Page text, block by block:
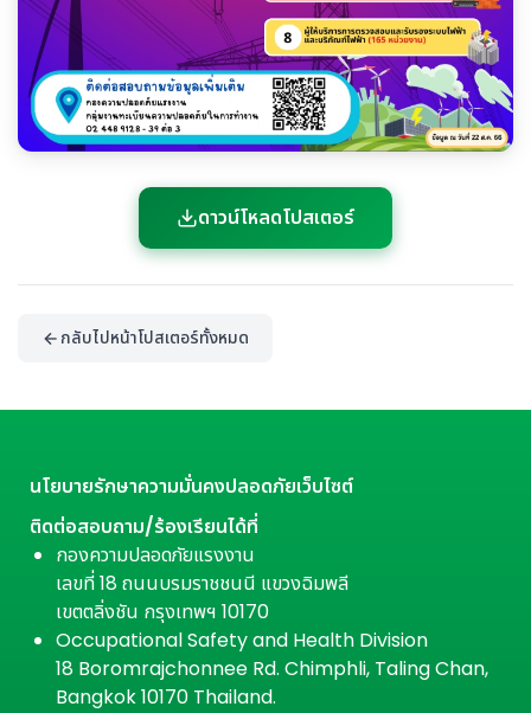
ดาวน์โหลดโปสเตอร์
กลับไปหน้าโปสเตอร์ทั้งหมด
นโยบายรักษาความมั่นคงปลอดภัยเว็บไซต์
ติดต่อสอบถาม/ร้องเรียนได้ที่
กองความปลอดภัยแรงงาน
เลขที่ 18 ถนนบรมราชชนนี แขวงฉิมพลี
เขตตลิ่งชัน กรุงเทพฯ 10170
Occupational Safety and Health Division
18 Boromrajchonnee Rd. Chimphli, Taling Chan,
Bangkok 10170 Thailand.